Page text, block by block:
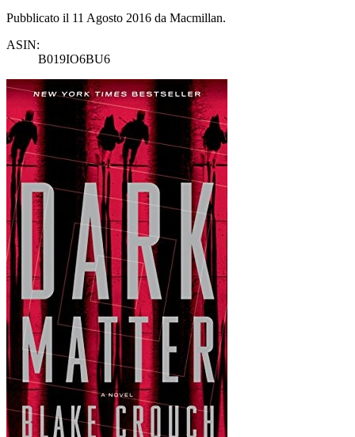
Pubblicato il 11 Agosto 2016 da Macmillan.
ASIN:
B019IO6BU6